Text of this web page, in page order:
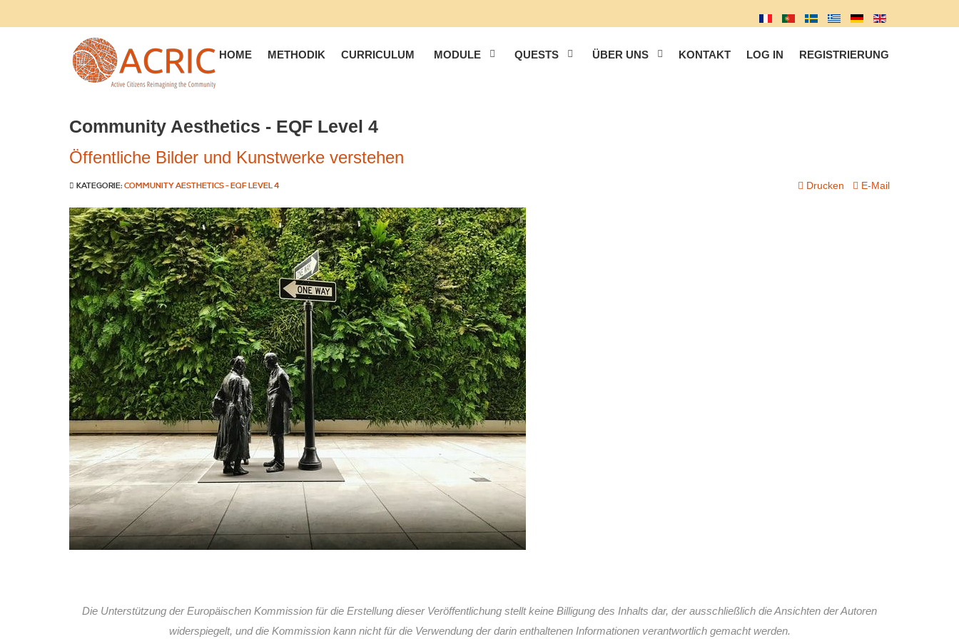
HOME METHODIK CURRICULUM MODULE QUESTS ÜBER UNS KONTAKT LOG IN REGISTRIERUNG
Community Aesthetics - EQF Level 4
Öffentliche Bilder und Kunstwerke verstehen
Drucken E-Mail
KATEGORIE: COMMUNITY AESTHETICS - EQF LEVEL 4
Die Unterstützung der Europäischen Kommission für die Erstellung dieser Veröffentlichung stellt keine Billigung des Inhalts dar, der ausschließlich die Ansichten der Autoren
widerspiegelt, und die Kommission kann nicht für die Verwendung der darin enthaltenen Informationen verantwortlich gemacht werden.